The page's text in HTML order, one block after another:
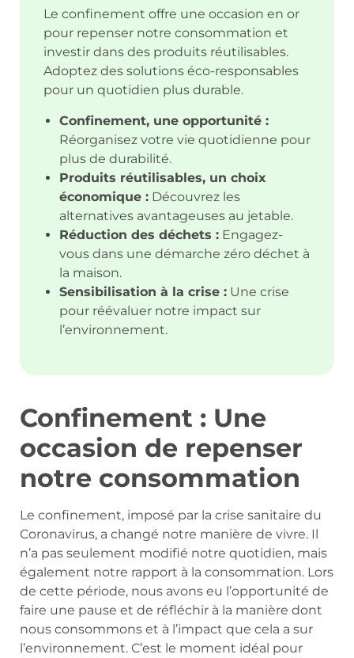
Le confinement offre une occasion en or
pour repenser notre consommation et
investir dans des produits réutilisables.
Adoptez des solutions éco-responsables
pour un quotidien plus durable.
Confinement, une opportunité :
Réorganisez votre vie quotidienne pour
plus de durabilité.
Produits réutilisables, un choix
économique : Découvrez les
alternatives avantageuses au jetable.
Réduction des déchets : Engagez-
vous dans une démarche zéro déchet à
la maison.
Sensibilisation à la crise : Une crise
pour réévaluer notre impact sur
l’environnement.
Confinement : Une
occasion de repenser
notre consommation
Le confinement, imposé par la crise sanitaire du
Coronavirus, a changé notre manière de vivre. Il
n’a pas seulement modifié notre quotidien, mais
également notre rapport à la consommation. Lors
de cette période, nous avons eu l’opportunité de
faire une pause et de réfléchir à la manière dont
nous consommons et à l’impact que cela a sur
l’environnement. C’est le moment idéal pour